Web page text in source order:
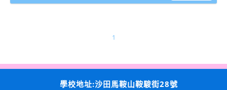
1
學校地址:沙田馬鞍山鞍駿街28號